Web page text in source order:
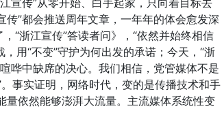
宣传”从零开始、白手起家，只向着目标去
”都会推送周年文章，一年年的体会愈发深
“浙江宣传”答读者问》，“依然并始终相信
用“不变”守护为何出发的承诺；今天，“浙
哗中缺席的决心。我们相信，党管媒体不是
事实证明，网络时代，变的是传播技术和手
依然能够澎湃大流量。主流媒体系统性变